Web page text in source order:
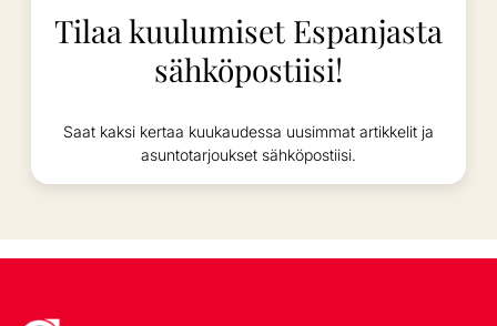
Tilaa kuulumiset Espanjasta
sähköpostiisi!
Saat kaksi kertaa kuukaudessa uusimmat artikkelit ja
asuntotarjoukset sähköpostiisi.